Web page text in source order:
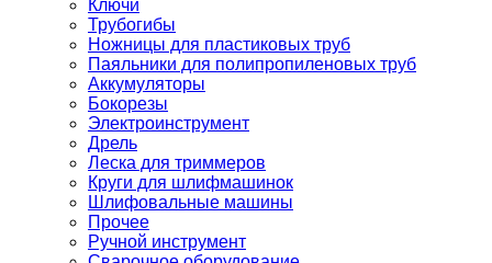
Ключи
Трубогибы
Ножницы для пластиковых труб
Паяльники для полипропиленовых труб
Аккумуляторы
Бокорезы
Электроинструмент
Дрель
Леска для триммеров
Круги для шлифмашинок
Шлифовальные машины
Прочее
Ручной инструмент